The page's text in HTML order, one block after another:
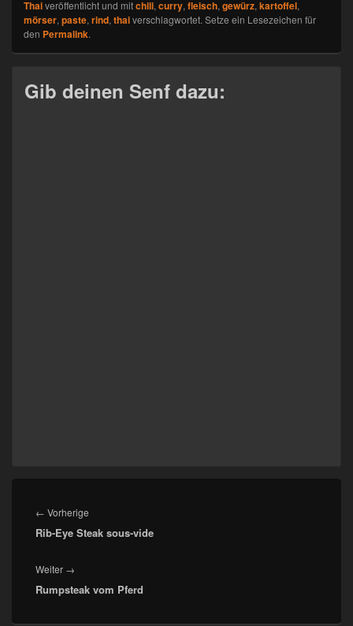
c
e
b
o
o
tt
er
ailat
s
A
p
p
Thaiveröffentlicht und mitchili, curry, fleisch, gewürz, kartoffel,
mörser, paste, rind, thaiverschlagwortet. Setze ein Lesezeichen für
den Permalink.
Gib deinen Senf dazu:
← Vorherige
Beitrag:
Rib-Eye Steak sous-vide
Weiter →
Beitrag:
Rumpsteak vom Pferd